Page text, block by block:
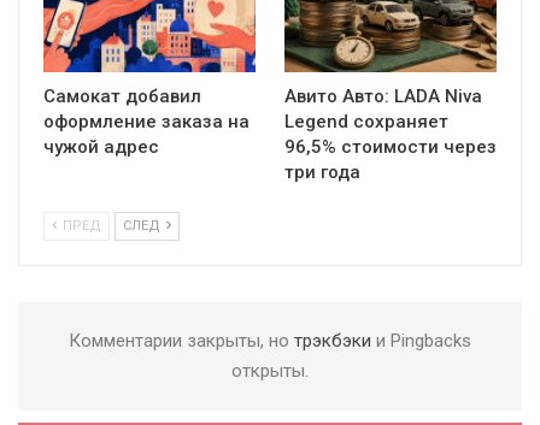
Самокат добавил
оформление заказа на
чужой адрес
Авито Авто: LADA Niva
Legend сохраняет
96,5% стоимости через
три года
ПРЕД СЛЕД
Комментарии закрыты, но трэкбэки и Pingbacks
открыты.